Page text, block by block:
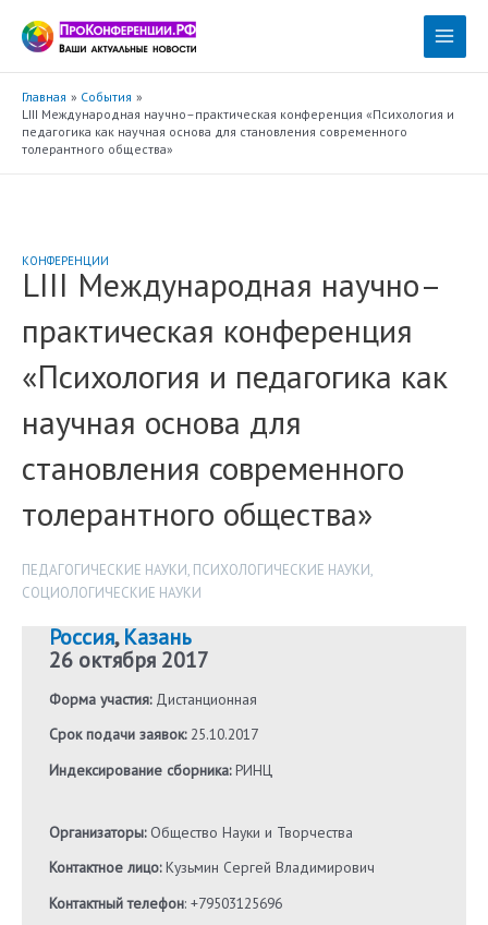
содержимому
Main
Главная
События
LIII Международная научно–практическая конференция «Психология и
педагогика как научная основа для становления современного
толерантного общества»
КОНФЕРЕНЦИИ
LIII Международная научно–
практическая конференция
«Психология и педагогика как
научная основа для
становления современного
толерантного общества»
ПЕДАГОГИЧЕСКИЕ НАУКИ, ПСИХОЛОГИЧЕСКИЕ НАУКИ,
СОЦИОЛОГИЧЕСКИЕ НАУКИ
Россия,Казань
26 октября 2017
Форма участия:Дистанционная
Срок подачи заявок:25.10.2017
Индексирование сборника:РИНЦ
Организаторы:Общество Науки и Творчества
Контактное лицо:Кузьмин Сергей Владимирович
Контактный телефон: +79503125696